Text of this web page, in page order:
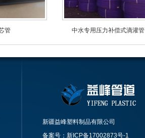
管 中水专用压力补偿式滴灌管
新疆益峰塑料制品有限公司
备案号： 新ICP备17002873号-1